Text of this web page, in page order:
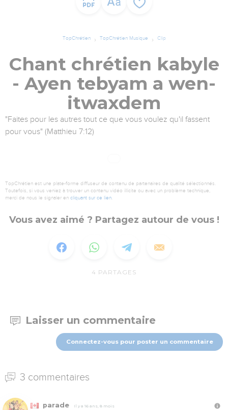
TopChrétien TopChrétien Musique Clip
Chant chrétien kabyle
- Ayen tebyam a wen-
itwaxdem
"Faites pour les autres tout ce que vous voulez qu'il fassent
pour vous" (Matthieu 7:12)
TopChrétien est une plate-forme diffuseur de contenu de partenaires de qualité sélectionnés.
Toutefois, si vous veniez à trouver un contenu vidéo illicite ou avec un problème technique,
merci de nous le signaler en cliquant sur ce lien.
Vous avez aimé ? Partagez autour de vous !
4 PARTAGES
Laisser un commentaire
Connectez-vous pour poster un commentaire
3 commentaires
parade Il y a 16 ans, 8 mois